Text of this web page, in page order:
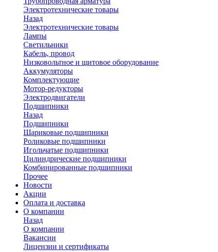
Электротехнические товары
Назад
Электротехнические товары
Лампы
Светильники
Кабель, провод
Низковольтное и щитовое оборудование
Аккумуляторы
Комплектующие
Мотор-редукторы
Электродвигатели
Подшипники
Назад
Подшипники
Шариковые подшипники
Роликовые подшипники
Игольчатые подшипники
Цилиндрические подшипники
Комбинированные подшипники
Прочее
Новости
Акции
Оплата и доставка
О компании
Назад
О компании
Вакансии
Лицензии и сертификаты